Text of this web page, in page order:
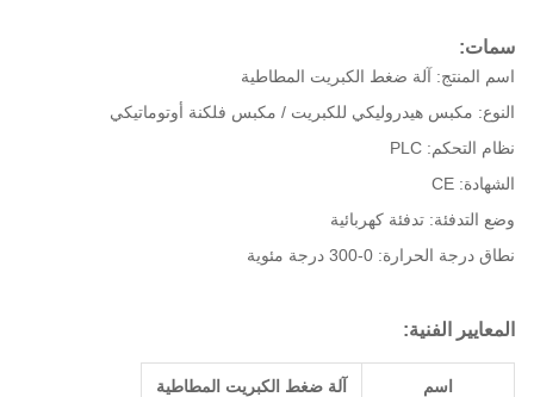
سمات:
اسم المنتج: آلة ضغط الكبريت المطاطية
النوع: مكبس هيدروليكي للكبريت / مكبس فلكنة أوتوماتيكي
نظام التحكم: PLC
الشهادة: CE
وضع التدفئة: تدفئة كهربائية
نطاق درجة الحرارة: 0-300 درجة مئوية
المعايير الفنية:
اسم آلة ضغط الكبريت المطاطية